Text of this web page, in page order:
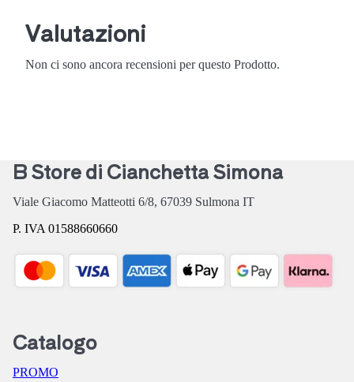
Valutazioni
Non ci sono ancora recensioni per questo Prodotto.
B Store di Cianchetta Simona
Viale Giacomo Matteotti 6/8, 67039 Sulmona IT
P. IVA 01588660660
Catalogo
PROMO